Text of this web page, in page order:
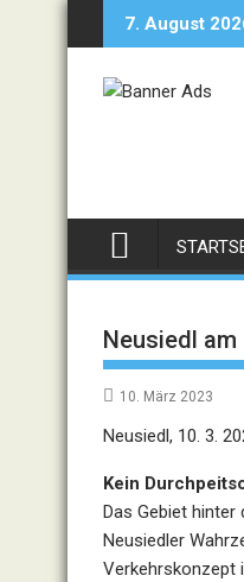
7. August
Neusiedl
10. März 2023
Neusiedl, 10. 3.
Kein
Das Gebiet
Neusiedler
Verkehrskonzept